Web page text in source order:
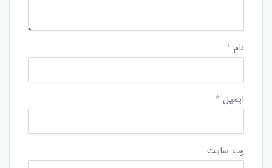
نام *
ایمیل *
وب‌ سایت